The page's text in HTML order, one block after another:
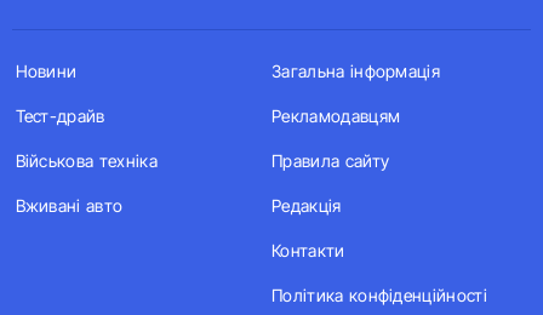
Новини
Тест-драйв
Військова техніка
Вживані авто
Загальна інформація
Рекламодавцям
Правила сайту
Редакція
Контакти
Політика конфіденційності